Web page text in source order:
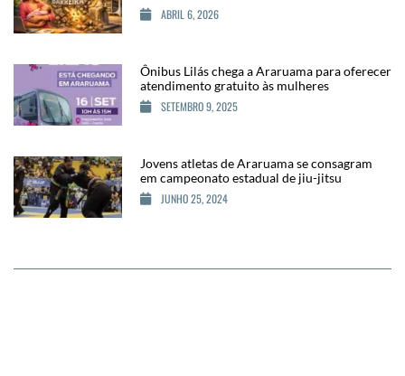
ABRIL 6, 2026
Ônibus Lilás chega a Araruama para oferecer
atendimento gratuito às mulheres
SETEMBRO 9, 2025
Jovens atletas de Araruama se consagram
em campeonato estadual de jiu-jitsu
JUNHO 25, 2024